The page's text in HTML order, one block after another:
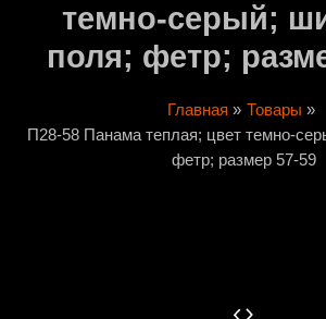
темно-серый;
поля; фетр;
Главная
Товары
П28-58 Панама теплая; цвет темно-
фетр; размер 57-59